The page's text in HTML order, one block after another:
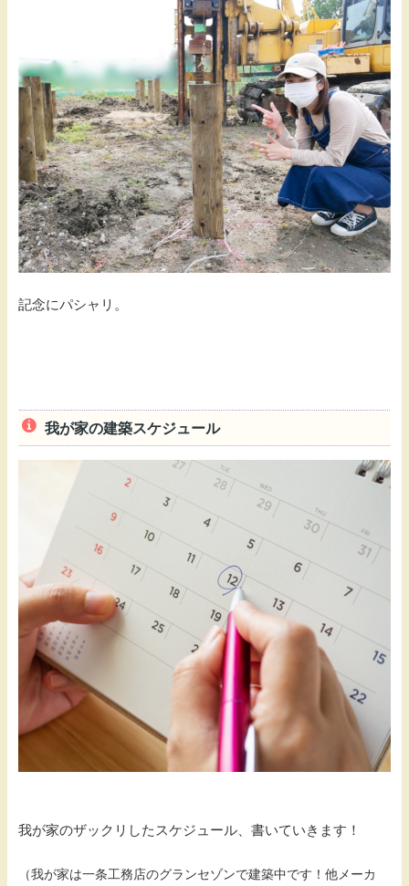
記念にパシャリ。
我が家の建築スケジュール
我が家のザックリしたスケジュール、書いていきます！
（我が家は一条工務店のグランセゾンで建築中です！他メーカ